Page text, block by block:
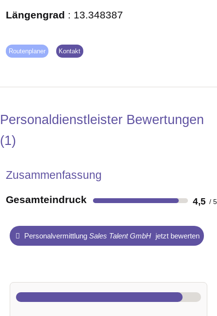
Längengrad : 13.348387
Routenplaner Kontakt
Personaldienstleister Bewertungen
1
Zusammenfassung
Gesamteindruck 4,5
Personalvermittlung Sales Talent GmbH jetzt bewerten